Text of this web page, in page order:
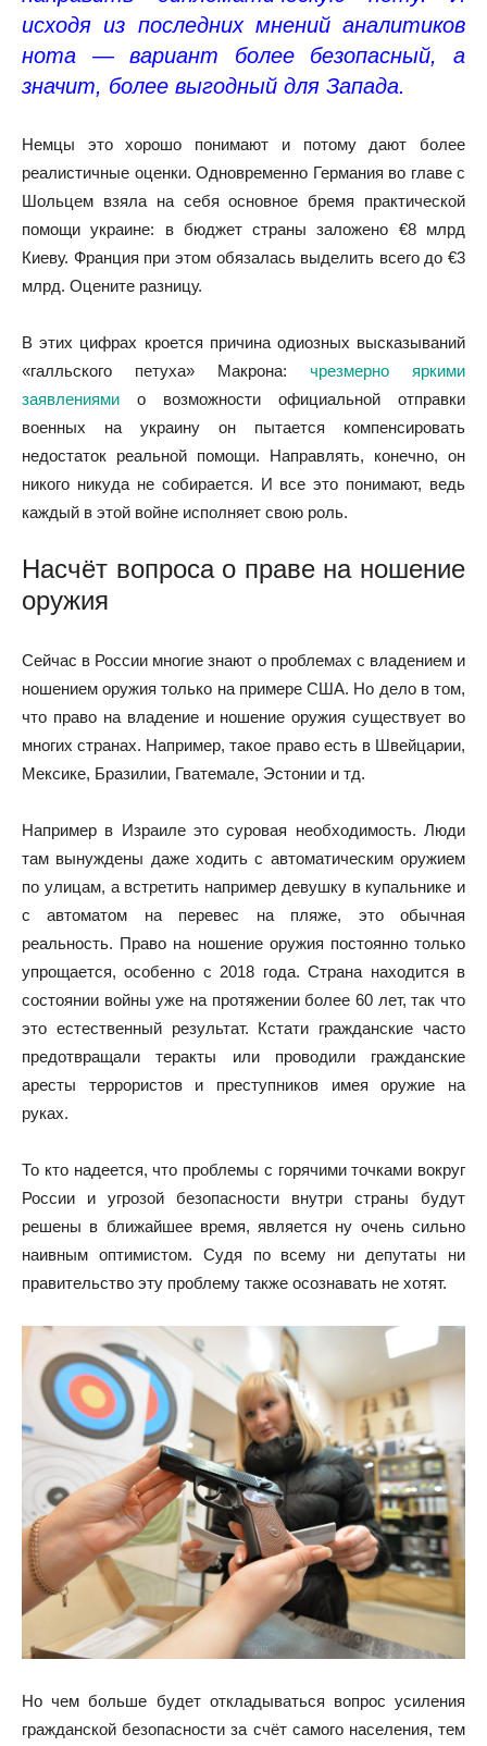
исходя из последних мнений аналитиков
нота — вариант более безопасный, а
значит, более выгодный для Запада.
Немцы это хорошо понимают и потому дают более
реалистичные оценки. Одновременно Германия во главе с
Шольцем взяла на себя основное бремя практической
помощи украине: в бюджет страны заложено €8 млрд
Киеву. Франция при этом обязалась выделить всего до €3
млрд. Оцените разницу.
В этих цифрах кроется причина одиозных высказываний
«галльского петуха» Макрона: чрезмерно яркими
заявлениями о возможности официальной отправки
военных на украину он пытается компенсировать
недостаток реальной помощи. Направлять, конечно, он
никого никуда не собирается. И все это понимают, ведь
каждый в этой войне исполняет свою роль.
Насчёт вопроса о праве на ношение
оружия
Сейчас в России многие знают о проблемах с владением и
ношением оружия только на примере США. Но дело в том,
что право на владение и ношение оружия существует во
многих странах. Например, такое право есть в Швейцарии,
Мексике, Бразилии, Гватемале, Эстонии и тд.
Например в Израиле это суровая необходимость. Люди
там вынуждены даже ходить с автоматическим оружием
по улицам, а встретить например девушку в купальнике и
с автоматом на перевес на пляже, это обычная
реальность. Право на ношение оружия постоянно только
упрощается, особенно с 2018 года. Страна находится в
состоянии войны уже на протяжении более 60 лет, так что
это естественный результат. Кстати гражданские часто
предотвращали теракты или проводили гражданские
аресты террористов и преступников имея оружие на
руках.
То кто надеется, что проблемы с горячими точками вокруг
России и угрозой безопасности внутри страны будут
решены в ближайшее время, является ну очень сильно
наивным оптимистом. Судя по всему ни депутаты ни
правительство эту проблему также осознавать не хотят.
Но чем больше будет откладываться вопрос усиления
гражданской безопасности за счёт самого населения, тем